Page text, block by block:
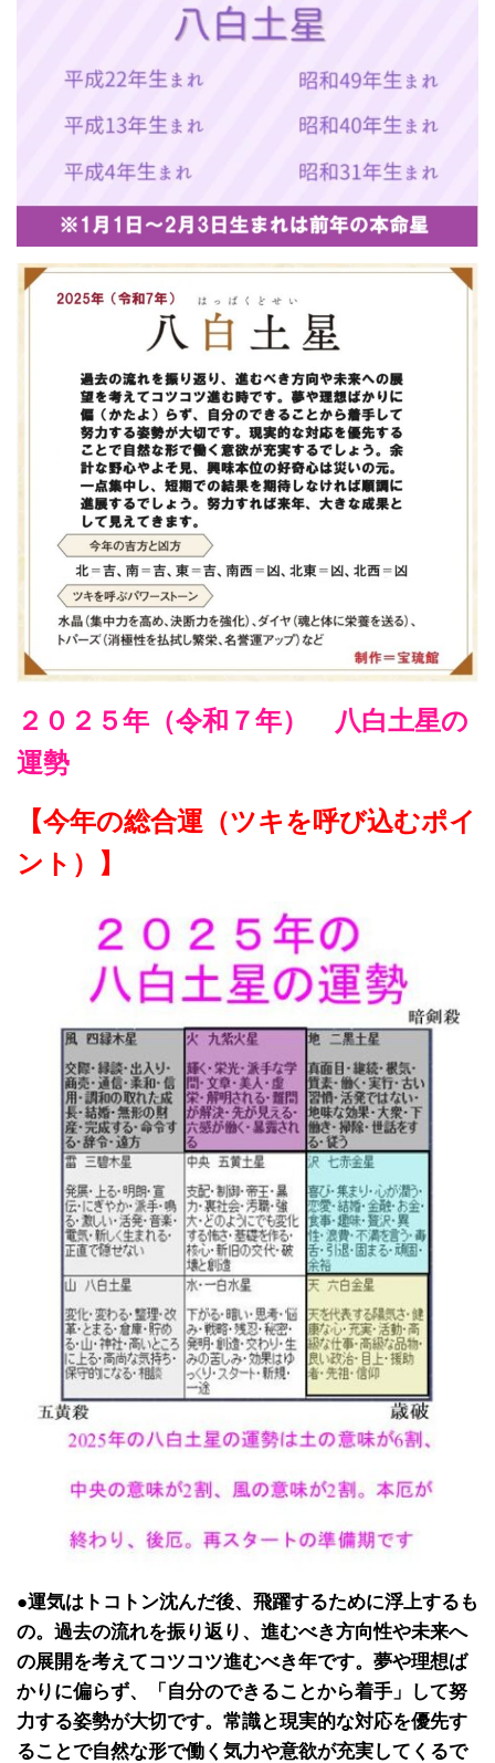
２０２５年（令和７年） 八白土星の
運勢
【今年の総合運（ツキを呼び込むポイ
ント）】
●運気はトコトン沈んだ後、飛躍するために浮上するも
の。過去の流れを振り返り、進むべき方向性や未来へ
の展開を考えてコツコツ進むべき年です。夢や理想ば
かりに偏らず、「自分のできることから着手」して努
力する姿勢が大切です。常識と現実的な対応を優先す
ることで自然な形で働く気力や意欲が充実してくるで